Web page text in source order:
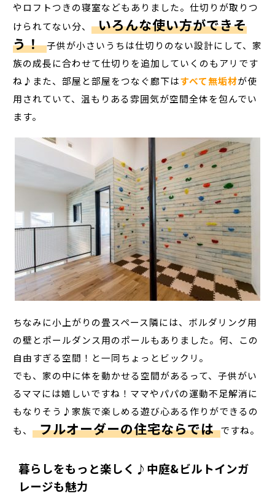
やロフトつきの寝室などもありました。仕切りが取りつ
けられてない分、 いろんな使い方ができそ
う！ 子供が小さいうちは仕切りのない設計にして、家
族の成長に合わせて仕切りを追加していくのもアリです
ね♪また、部屋と部屋をつなぐ廊下はすべて無垢材が使
用されていて、温もりある雰囲気が空間全体を包んでい
ます。
ちなみに小上がりの畳スペース隣には、ボルダリング用
の壁とポールダンス用のポールもありました。何、この
自由すぎる空間！と一同ちょっとビックリ。
でも、家の中に体を動かせる空間があるって、子供がい
るママには嬉しいですね！ママやパパの運動不足解消に
もなりそう♪家族で楽しめる遊び心ある作りができるの
も、 フルオーダーの住宅ならでは ですね。
暮らしをもっと楽しく♪中庭&ビルトインガ
レージも魅力